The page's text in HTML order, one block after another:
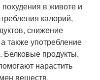
в животе и
калорий,
снижение
также употребление
Белковые продукты,
нарастить
веществ.